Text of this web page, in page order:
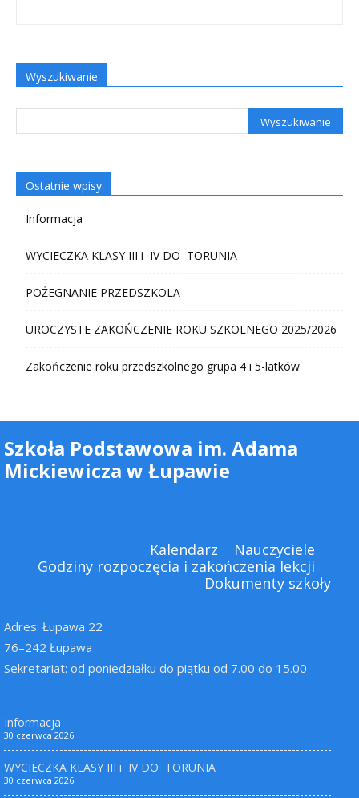
Wyszukiwanie
Ostatnie wpisy
Informacja
WYCIECZKA KLASY III i IV DO TORUNIA
POŻEGNANIE PRZEDSZKOLA
UROCZYSTE ZAKOŃCZENIE ROKU SZKOLNEGO 2025/2026
Zakończenie roku przedszkolnego grupa 4 i 5-latków
Szkoła Podstawowa im. Adama
Mickiewicza w Łupawie
Kalendarz
Nauczyciele
Godziny rozpoczęcia i zakończenia lekcji
Dokumenty szkoły
Adres: Łupawa 22
76–242 Łupawa
Sekretariat: od poniedziałku do piątku od 7.00 do 15.00
Informacja
30 czerwca 2026
WYCIECZKA KLASY III i IV DO TORUNIA
30 czerwca 2026